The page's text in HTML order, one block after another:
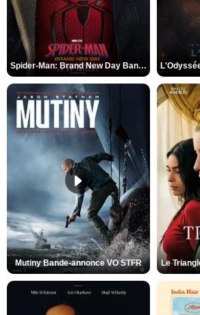
Spider-Man: Brand New Day Bande-annonce VO STFR
Mutiny Bande-annonce VO STFR Le